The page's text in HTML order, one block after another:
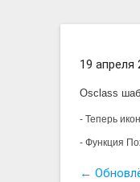
19 апреля
Osclass
- Теперь
- Функция
←